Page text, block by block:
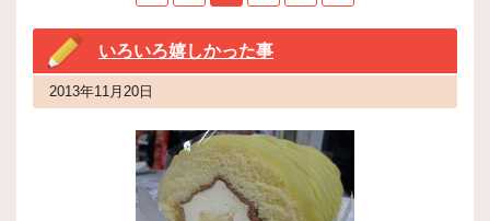
いろいろ嬉しかった事
2013年11月20日